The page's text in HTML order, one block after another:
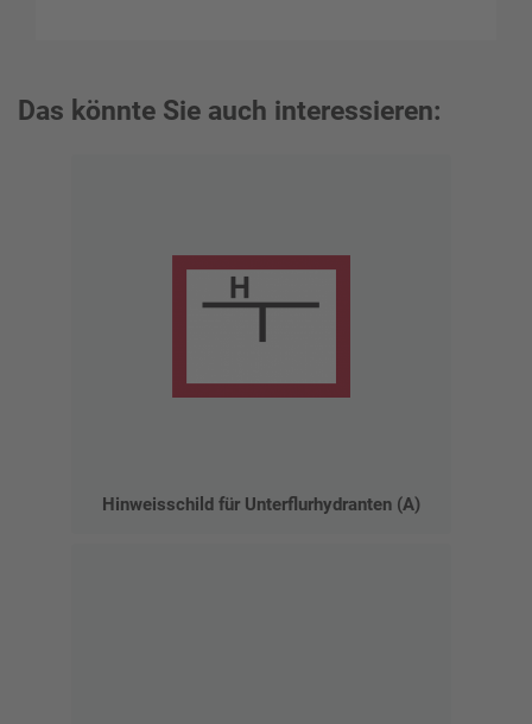
Das könnte Sie auch interessieren:
Hinweisschild für Unterflurhydranten (A)